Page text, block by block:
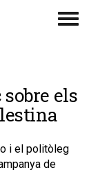
els
i el politòleg
de